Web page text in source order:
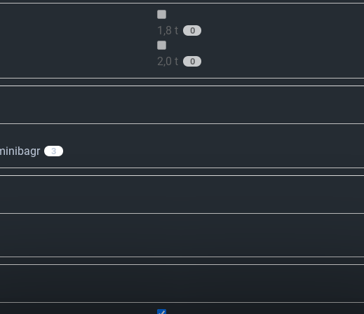
1,8 t 0
2,0 t 0
3